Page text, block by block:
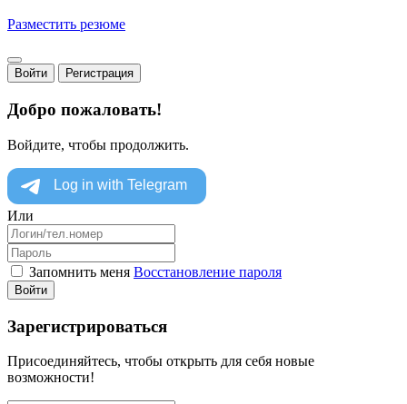
Разместить резюме
Войти Регистрация
Добро пожаловать!
Войдите, чтобы продолжить.
Или
Запомнить меня Восстановление пароля
Войти
Зарегистрироваться
Присоединяйтесь, чтобы открыть для себя новые
возможности!